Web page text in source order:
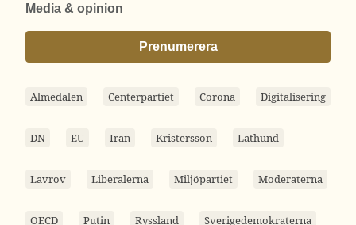
Media & opinion
Prenumerera
Almedalen Centerpartiet Corona Digitalisering
DN EU Iran Kristersson Lathund
Lavrov Liberalerna Miljöpartiet Moderaterna
OECD Putin Ryssland Sverigedemokraterna